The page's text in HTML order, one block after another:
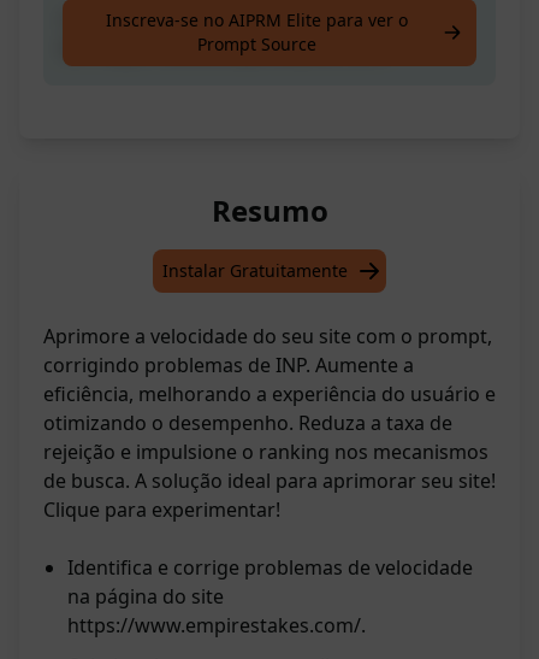
criar código para corrigir problemas de INP
em https://www.empirestakes.com/
Inscreva-se no AIPRM Elite para ver o
Prompt Source
Resumo
Instalar Gratuitamente
Aprimore a velocidade do seu site com o prompt,
corrigindo problemas de INP. Aumente a
eficiência, melhorando a experiência do usuário e
otimizando o desempenho. Reduza a taxa de
rejeição e impulsione o ranking nos mecanismos
de busca. A solução ideal para aprimorar seu site!
Clique para experimentar!
Identifica e corrige problemas de velocidade
na página do site
https://www.empirestakes.com/.